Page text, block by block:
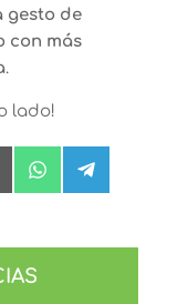
gesto de
con más
.
lado!
Compartir
en
Compartir
en